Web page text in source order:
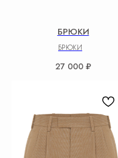
БРЮКИ
БРЮКИ
27 000 ₽